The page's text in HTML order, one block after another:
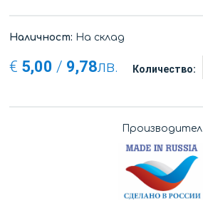
Наличност: На склад
€ 5,00 / 9,78лв. Количество:
Производител